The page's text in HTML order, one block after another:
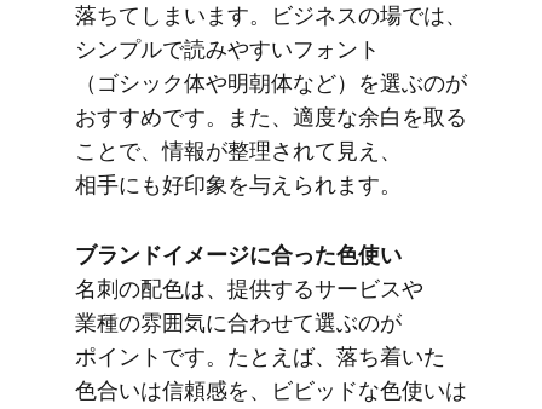
落ちてしまいます。​ビジネスの​場では、​
シンプルで​読みやすい​フォント​
（ゴシック体や​明朝体など）を​選ぶのが​
おすすめです。​また、​適度な​余白を​取る​
ことで、​情報が​整理されて​見え、​
相手にも​好印象を​与えられます。
ブランドイメージに​合った​色​使い
名刺の​配色は、​提供する​サービスや​
業種の​雰囲気に​合わせて​選ぶのが​
ポイントです。​たとえば、​落ち着いた​
色合いは​信頼感を、​ビビッドな色​使いは​